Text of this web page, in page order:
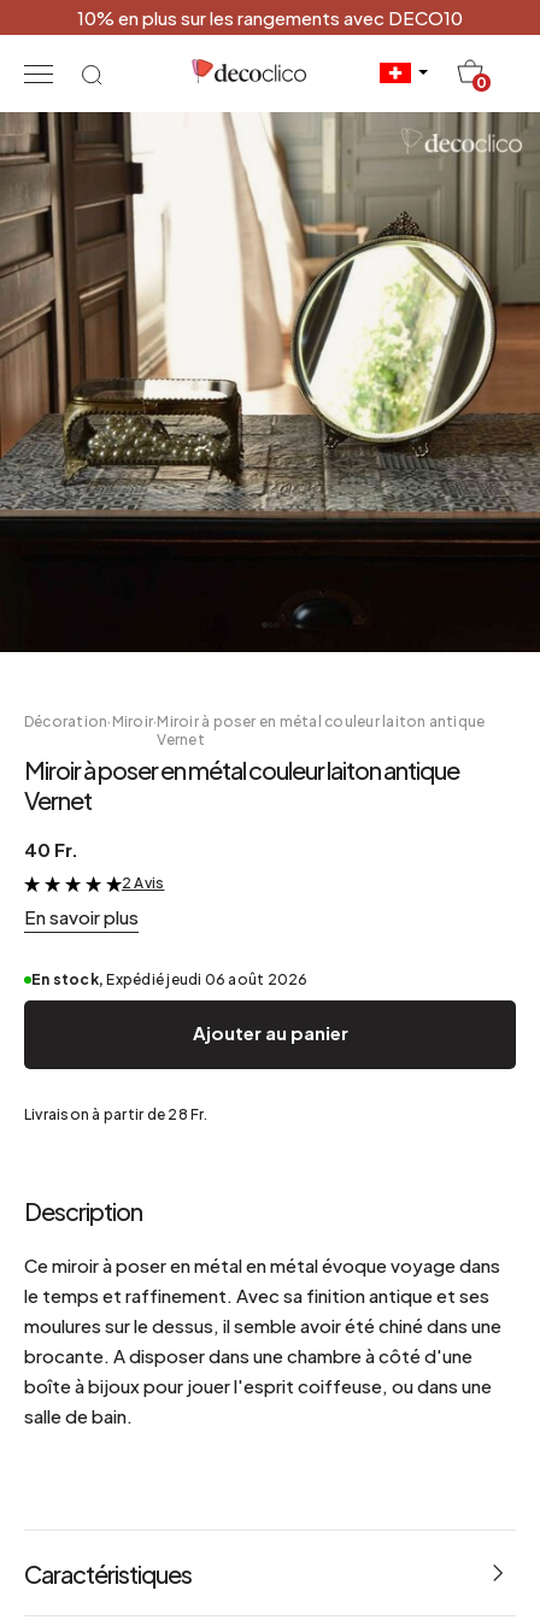
10% en plus sur les rangements avec DECO10
0
Décoration· Miroir·Miroir à poser en métal couleur laiton antique
Vernet
Miroir à poser en métal couleur laiton antique
Vernet
40 Fr.
&
2 Avis
En savoir plus
En stock, Expédié jeudi 06 août 2026
Ajouter au panier
Livraison à partir de 28 Fr.
Description
Ce miroir à poser en métal en métal évoque voyage dans
le temps et raffinement. Avec sa finition antique et ses
moulures sur le dessus, il semble avoir été chiné dans une
brocante. A disposer dans une chambre à côté d'une
boîte à bijoux pour jouer l'esprit coiffeuse, ou dans une
salle de bain.
Caractéristiques